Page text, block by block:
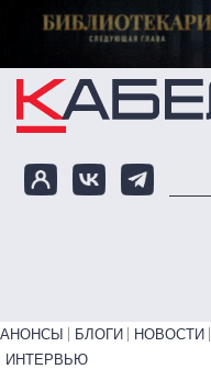
Перейти к основному
Primary links bottom
АНОНСЫ БЛОГИ НОВОСТИ
ИНТЕРВЬЮ